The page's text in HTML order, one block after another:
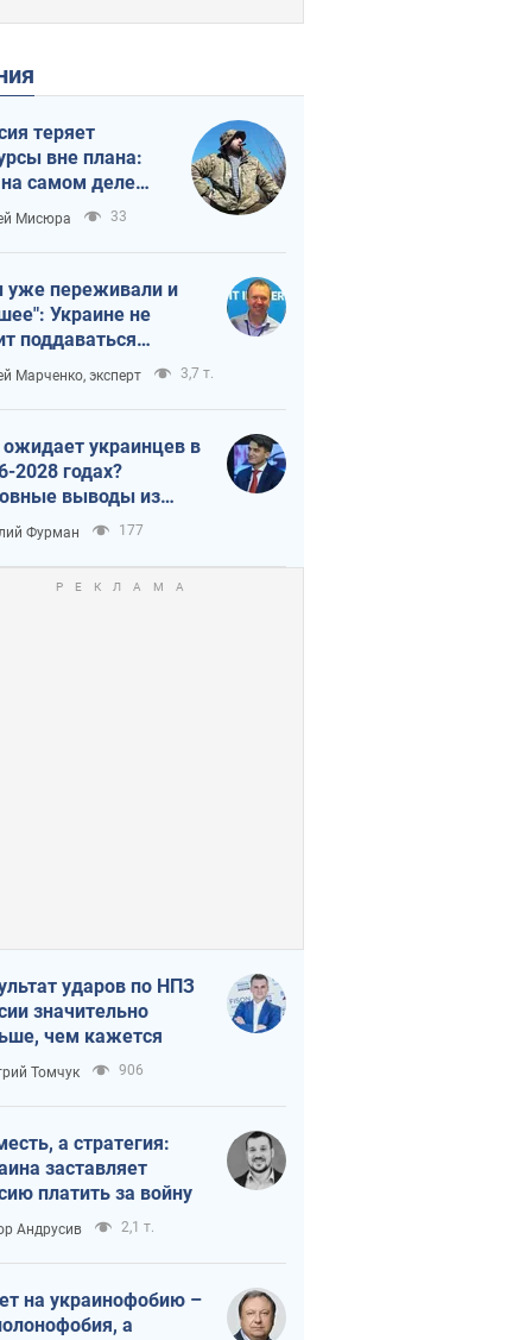
теряет
вне плана:
на самом деле
темп войны
Мисюра 33
переживали и
Украине не
поддаваться
из-за
террора
Марченко, эксперт 3,7 т.
ожидает украинцев в
2028 годах?
выводы из
прогнозов от НБУ
Фурман 177
ударов по НПЗ
значительно
чем кажется
Томчук 906
а стратегия:
заставляет
платить за войну
Андрусив 2,1 т.
на украинофобию –
а